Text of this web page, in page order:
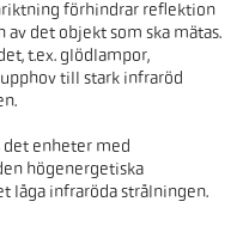
förhindrar reflektion
det objekt som ska mätas.
t.ex. glödlampor,
till stark infraröd
enheter med
högenergetiska
låga infraröda strålningen.